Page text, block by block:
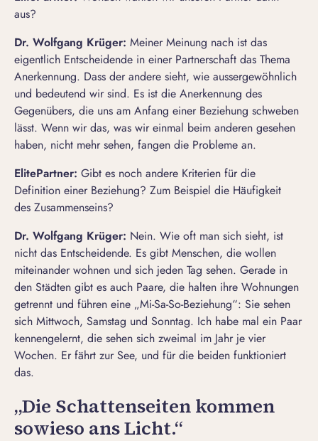
aus?
Dr. Wolfgang Krüger: Meiner Meinung nach ist das
eigentlich Entscheidende in einer Partnerschaft das Thema
Anerkennung. Dass der andere sieht, wie aussergewöhnlich
und bedeutend wir sind. Es ist die Anerkennung des
Gegenübers, die uns am Anfang einer Beziehung schweben
lässt. Wenn wir das, was wir einmal beim anderen gesehen
haben, nicht mehr sehen, fangen die Probleme an.
ElitePartner: Gibt es noch andere Kriterien für die
Definition einer Beziehung? Zum Beispiel die Häufigkeit
des Zusammenseins?
Dr. Wolfgang Krüger: Nein. Wie oft man sich sieht, ist
nicht das Entscheidende. Es gibt Menschen, die wollen
miteinander wohnen und sich jeden Tag sehen. Gerade in
den Städten gibt es auch Paare, die halten ihre Wohnungen
getrennt und führen eine „Mi-Sa-So-Beziehung“: Sie sehen
sich Mittwoch, Samstag und Sonntag. Ich habe mal ein Paar
kennengelernt, die sehen sich zweimal im Jahr je vier
Wochen. Er fährt zur See, und für die beiden funktioniert
das.
„Die Schattenseiten kommen
sowieso ans Licht.“